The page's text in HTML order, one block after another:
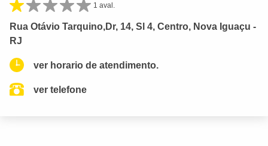
1 aval.
Rua Otávio Tarquino,Dr, 14, Sl 4, Centro, Nova Iguaçu -
RJ
ver horario de atendimento.
ver telefone